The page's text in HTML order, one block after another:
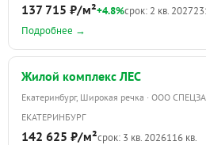
137 715 ₽/м²+4.8%срок: 2 кв. 2027
Подробнее →
Жилой комплекс ЛЕС
Екатеринбург, Широкая речка · ООО
ЕКАТЕРИНБУРГ
142 625 ₽/м²срок: 3 кв. 2026116 кв.